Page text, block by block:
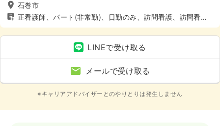
石巻市
正看護師、パート(非常勤)、日勤のみ、訪問看護、訪問看
護、4週8休以上
LINEで受け取る
メールで受け取る
※キャリアアドバイザーとのやりとりは発生しません